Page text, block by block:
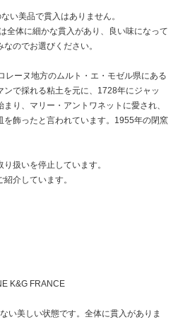
い美品で貫入はありません。
体に細かな貫入があり、良い味になって
のでお選びください。
レーヌ地方のムルト・エ・モゼル県にある
ンで採れる粘土を元に、1728年にジャッ
り、マリー・アントワネットに愛され、
を飾ったと言われています。1955年の閉窯
扱いを停止しています。
介しています。
K&G FRANCE
い美しい状態です。全体に貫入がありま